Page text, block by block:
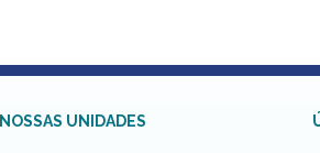
NOSSAS UNIDADES